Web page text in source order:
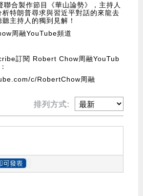
聯合製作節目《華山論勢》，主持人
特朗普尋求與習近平對話的來龍去
主持人的獨到見解！
周融YouTube頻道
訂閱 Robert Chow周融YouTub
c/RobertChow周融
排列方式: